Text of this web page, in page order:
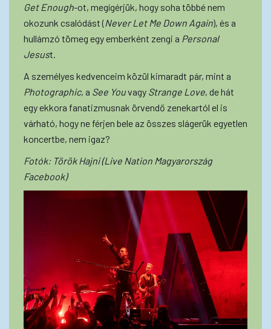
Get Enough-ot, megígérjük, hogy soha többé nem
okozunk csalódást (Never Let Me Down Again), és a
hullámzó tömeg egy emberként zengi a Personal
Jesust.
A személyes kedvenceim közül kimaradt pár, mint a
Photographic, a See Youvagy Strange Love, de hát
egy ekkora fanatizmusnak örvendő zenekartól el is
várható, hogy ne férjen bele az összes slágerük egyetlen
koncertbe, nem igaz?
Fotók: Török Hajni (Live Nation Magyarország
Facebook)